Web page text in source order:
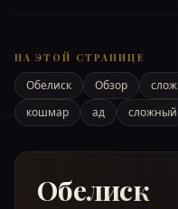
НА ЭТОЙ СТРАНИЦЕ
Обелиск Обзор
кошмар
ад сложный
Обелиск